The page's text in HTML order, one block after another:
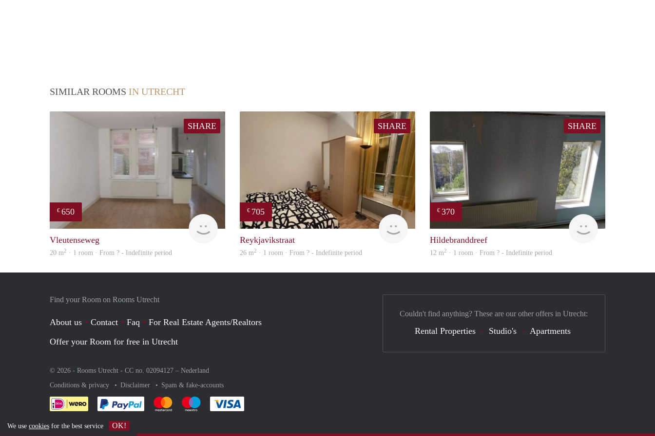
SIMILAR ROOMS IN UTRECHT
SHARE
€ 650
Vleutenseweg
20 m2 · 1 room · From ? - Indefinite period
SHARE
€ 705
Reykjavikstraat
26 m2 · 1 room · From ? - Indefinite period
SHARE
€ 370
Woning
Hildebranddreef
12 m2 · 1 room · From ? - Indefinite period
Find your Room on Rooms Utrecht
About us Contact Faq
For Real Estate Agents/Realtors
Offer your Room for free in Utrecht
© 2026 - Rooms Utrecht - CC no. 02094127 – Nederland
Conditions & privacy
Disclaimer Spam & fake-accounts
Pay easily with :payment method
Pay easily with :payment method
Pay easily with :payment method
Couldn't find anything? These are our other offers in Utrecht:
Rental Properties Studio's Apartments
We use cookies for the best service OK!